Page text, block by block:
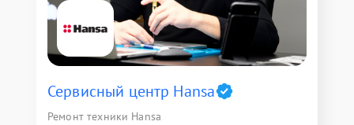
Сервисный центр Hansa
Ремонт техники Hansa